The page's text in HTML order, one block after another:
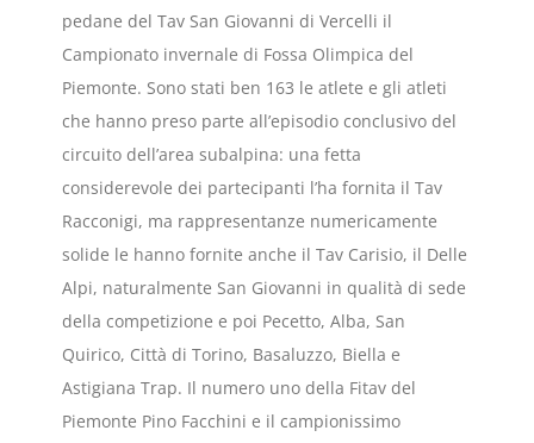
pedane del Tav San Giovanni di Vercelli il
Campionato invernale di Fossa Olimpica del
Piemonte. Sono stati ben 163 le atlete e gli atleti
che hanno preso parte all’episodio conclusivo del
circuito dell’area subalpina: una fetta
considerevole dei partecipanti l’ha fornita il Tav
Racconigi, ma rappresentanze numericamente
solide le hanno fornite anche il Tav Carisio, il Delle
Alpi, naturalmente San Giovanni in qualità di sede
della competizione e poi Pecetto, Alba, San
Quirico, Città di Torino, Basaluzzo, Biella e
Astigiana Trap. Il numero uno della Fitav del
Piemonte Pino Facchini e il campionissimo